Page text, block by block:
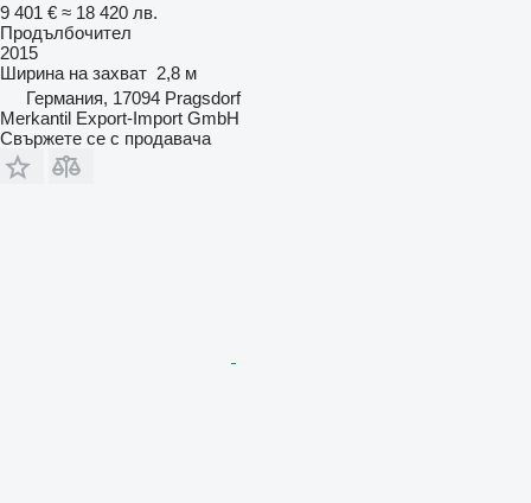
9 401 € ≈ 18 420 лв.
Продълбочител
2015
Ширина на захват 2,8 м
Германия, 17094 Pragsdorf
Merkantil Export-Import GmbH
Свържете се с продавача